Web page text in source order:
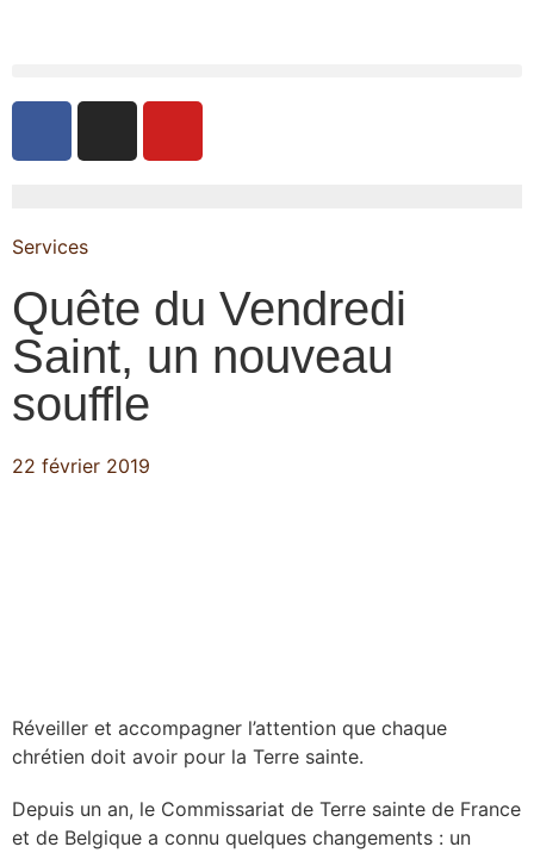
Services
Quête du Vendredi
Saint, un nouveau
souffle
22 février 2019
Réveiller et accompagner l’attention que chaque
chrétien doit avoir pour la Terre sainte.
Depuis un an, le Commissariat de Terre sainte de France
et de Belgique a connu quelques changements : un